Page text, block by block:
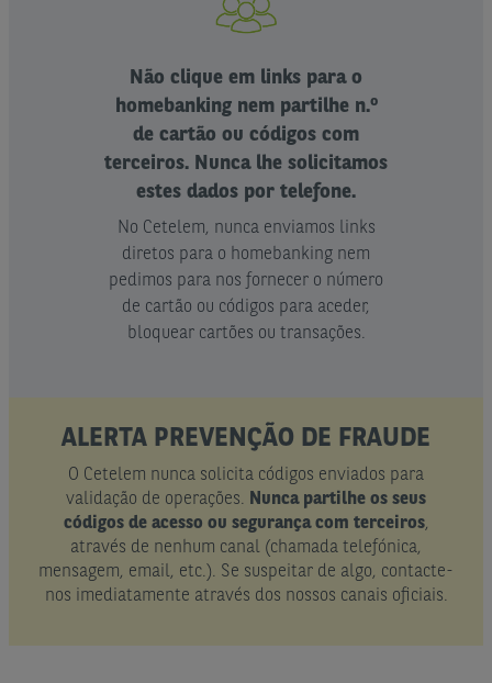
Não clique em links para o
homebanking nem partilhe n.º
de cartão ou códigos com
terceiros. Nunca lhe solicitamos
estes dados por telefone.
No Cetelem, nunca enviamos links
diretos para o homebanking nem
pedimos para nos fornecer o número
de cartão ou códigos para aceder,
bloquear cartões ou transações.
ALERTA PREVENÇÃO DE FRAUDE
O Cetelem nunca solicita códigos enviados para
validação de operações. Nunca partilhe os seus
códigos de acesso ou segurança com terceiros,
através de nenhum canal (chamada telefónica,
mensagem, email, etc.). Se suspeitar de algo, contacte-
nos imediatamente através dos nossos canais oficiais.